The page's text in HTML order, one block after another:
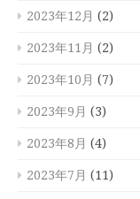
2023年12月 (2)
2023年11月 (2)
2023年10月 (7)
2023年9月 (3)
2023年8月 (4)
2023年7月 (11)